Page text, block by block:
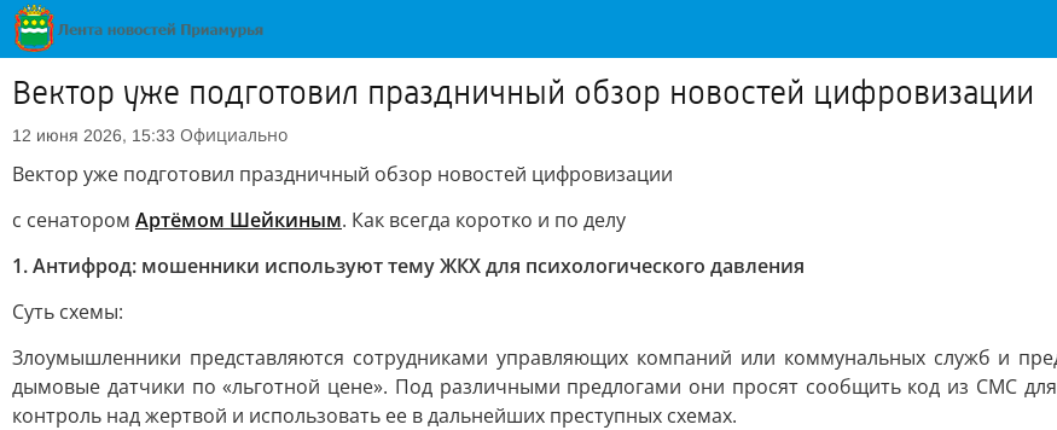
Вектор уже подготовил праздничный обзор новостей цифровизации
12 июня 2026, 15:33 Официально
Вектор уже подготовил праздничный обзор новостей цифровизации
с сенатором Артёмом Шейкиным. Как всегда коротко и по делу
1. Антифрод: мошенники используют тему ЖКХ для психологического давления
Суть схемы:
Злоумышленники представляются сотрудниками управляющих компаний или коммунальных служб и
дымовые датчики по «льготной цене». Под различными предлогами они просят сообщить код из СМС
контроль над жертвой и использовать ее в дальнейших преступных схемах.